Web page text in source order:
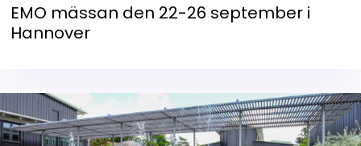
EMO mässan den 22-26 september i
Hannover